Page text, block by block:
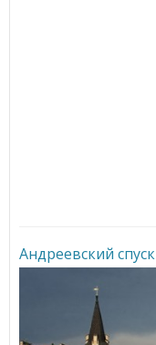
Андреевский спуск